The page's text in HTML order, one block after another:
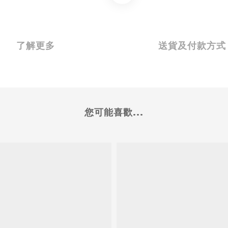
了解更多 送貨及付款方式
您可能喜歡...